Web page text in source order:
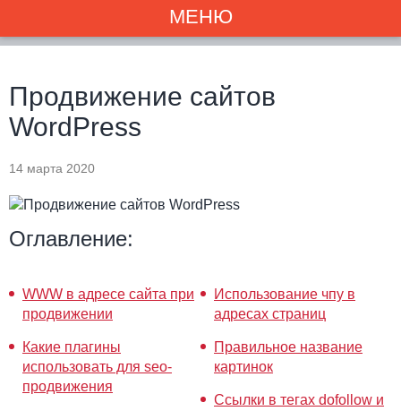
МЕНЮ
Продвижение сайтов
WordPress
14 марта 2020
Оглавление:
WWW в адресе сайта при
продвижении
Какие плагины
использовать для seo-
продвижения
Использование чпу в
адресах страниц
Правильное название
картинок
Ссылки в тегах dofollow и